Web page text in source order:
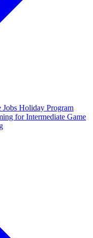
Jobs Holiday Program
for Intermediate Game